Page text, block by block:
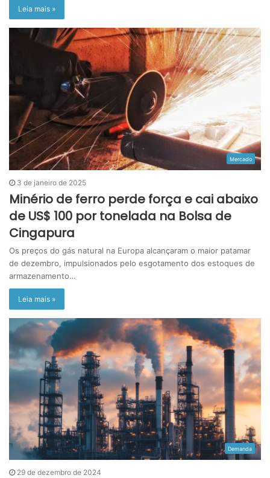
Leia mais »
Mercado
3 de janeiro de 2025
Minério de ferro perde força e cai abaixo
de US$ 100 por tonelada na Bolsa de
Cingapura
Os preços do gás natural na Europa alcançaram o maior patamar
de dezembro, impulsionados pelo esgotamento dos estoques de
armazenamento…
Leia mais »
Demanda
29 de dezembro de 2024